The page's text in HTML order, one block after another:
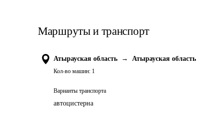
Маршруты и транспорт
Атырауская область → Атырауская область
Кол-во машин: 1
Варианты транспорта
автоцистерна